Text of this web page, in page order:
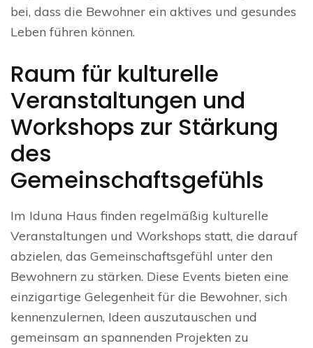
bei, dass die Bewohner ein aktives und gesundes
Leben führen können.
Raum für kulturelle
Veranstaltungen und
Workshops zur Stärkung
des
Gemeinschaftsgefühls
Im Iduna Haus finden regelmäßig kulturelle
Veranstaltungen und Workshops statt, die darauf
abzielen, das Gemeinschaftsgefühl unter den
Bewohnern zu stärken. Diese Events bieten eine
einzigartige Gelegenheit für die Bewohner, sich
kennenzulernen, Ideen auszutauschen und
gemeinsam an spannenden Projekten zu